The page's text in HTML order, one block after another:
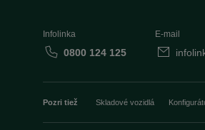
Infolinka
0800 124 125
E-mail
Pozri tiež Skladové vozidlá